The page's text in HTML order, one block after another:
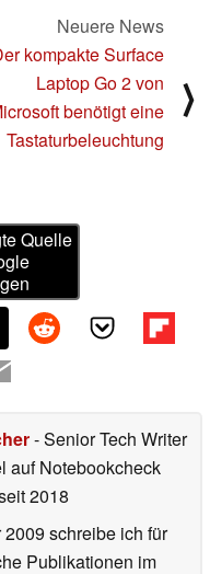
Neuere News
kompakte Surface
Laptop Go 2 von
benötigt eine
Tastaturbeleuchtung
⟩
Quelle
- Senior Tech Writer
auf Notebookcheck
2018
schreibe ich für
Publikationen im